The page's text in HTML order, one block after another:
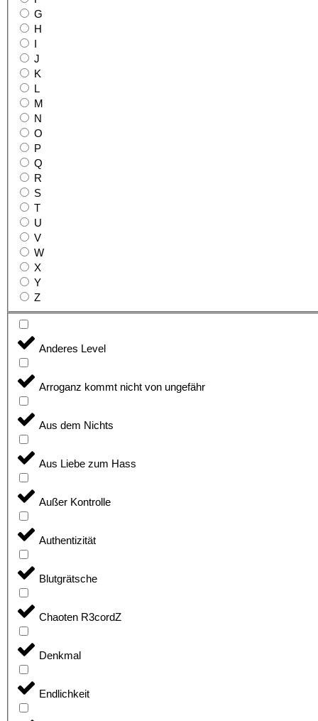
G
H
J
K
L
M
N
O
P
Q
R
S
T
U
V
W
X
Y
Z
Anderes Level
Arroganz kommt nicht von ungefähr
Aus dem Nichts
Aus Liebe zum Hass
Außer Kontrolle
Authentizität
Blutgrätsche
Chaoten R3cordZ
Denkmal
Endlichkeit